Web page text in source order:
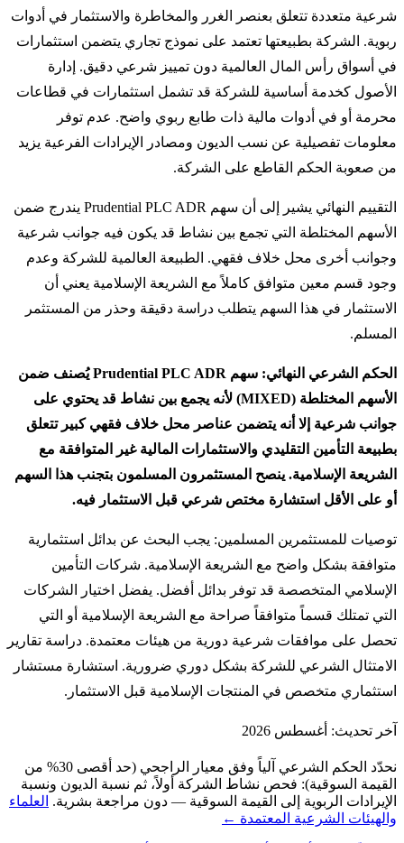
شرعية متعددة تتعلق بعنصر الغرر والمخاطرة والاستثمار في أدوات
ربوية. الشركة بطبيعتها تعتمد على نموذج تجاري يتضمن استثمارات
في أسواق رأس المال العالمية دون تمييز شرعي دقيق. إدارة
الأصول كخدمة أساسية للشركة قد تشمل استثمارات في قطاعات
محرمة أو في أدوات مالية ذات طابع ربوي واضح. عدم توفر
معلومات تفصيلية عن نسب الديون ومصادر الإيرادات الفرعية يزيد
من صعوبة الحكم القاطع على الشركة.
التقييم النهائي يشير إلى أن سهم Prudential PLC ADR يندرج ضمن
الأسهم المختلطة التي تجمع بين نشاط قد يكون فيه جوانب شرعية
وجوانب أخرى محل خلاف فقهي. الطبيعة العالمية للشركة وعدم
وجود قسم معين متوافق كاملاً مع الشريعة الإسلامية يعني أن
الاستثمار في هذا السهم يتطلب دراسة دقيقة وحذر من المستثمر
المسلم.
الحكم الشرعي النهائي: سهم Prudential PLC ADR يُصنف ضمن
الأسهم المختلطة (MIXED) لأنه يجمع بين نشاط قد يحتوي على
جوانب شرعية إلا أنه يتضمن عناصر محل خلاف فقهي كبير تتعلق
بطبيعة التأمين التقليدي والاستثمارات المالية غير المتوافقة مع
الشريعة الإسلامية. ينصح المستثمرون المسلمون بتجنب هذا السهم
أو على الأقل استشارة مختص شرعي قبل الاستثمار فيه.
توصيات للمستثمرين المسلمين: يجب البحث عن بدائل استثمارية
متوافقة بشكل واضح مع الشريعة الإسلامية. شركات التأمين
الإسلامي المتخصصة قد توفر بدائل أفضل. يفضل اختيار الشركات
التي تمتلك قسماً متوافقاً صراحة مع الشريعة الإسلامية أو التي
تحصل على موافقات شرعية دورية من هيئات معتمدة. دراسة تقارير
الامتثال الشرعي للشركة بشكل دوري ضرورية. استشارة مستشار
استثماري متخصص في المنتجات الإسلامية قبل الاستثمار.
آخر تحديث: أغسطس 2026
نحدّد الحكم الشرعي آلياً وفق معيار الراجحي (حد أقصى 30% من
القيمة السوقية): فحص نشاط الشركة أولاً، ثم نسبة الديون ونسبة
الإيرادات الربوية إلى القيمة السوقية — دون مراجعة بشرية. العلماء
والهيئات الشرعية المعتمدة ←